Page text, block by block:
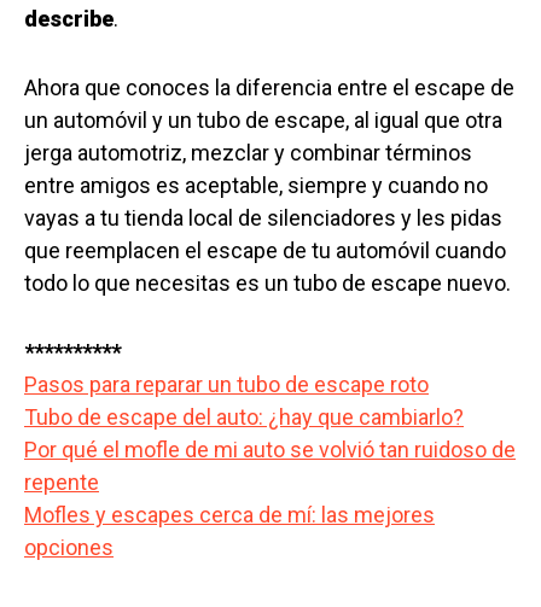
describe.
Ahora que conoces la diferencia entre el escape de
un automóvil y un tubo de escape, al igual que otra
jerga automotriz, mezclar y combinar términos
entre amigos es aceptable, siempre y cuando no
vayas a tu tienda local de silenciadores y les pidas
que reemplacen el escape de tu automóvil cuando
todo lo que necesitas es un tubo de escape nuevo.
**********
Pasos para reparar un tubo de escape roto
Tubo de escape del auto: ¿hay que cambiarlo?
Por qué el mofle de mi auto se volvió tan ruidoso de
repente
Mofles y escapes cerca de mí: las mejores
opciones